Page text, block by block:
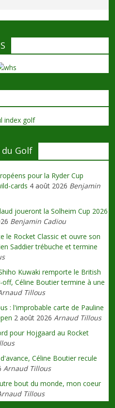
du Golf
pour la Ryder Cup
cards 4 août 2026 Benjamin
joueront la Solheim Cup 2026
Benjamin Cadiou
le Rocket Classic et ouvre son
Saddier trébuche et termine
Kuwaki remporte le British
Céline Boutier termine à une
Tillous
: l'improbable carte de Pauline
2 août 2026 Arnaud Tillous
pour Hojgaard au Rocket
Céline Boutier recule
Arnaud Tillous
bout du monde, mon coeur
Tillous